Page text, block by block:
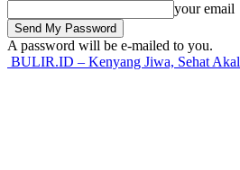
your email
A password will be e-mailed to you.
BULIR.ID – Kenyang Jiwa, Sehat Akal